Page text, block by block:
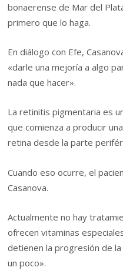
bonaerense de Mar del
primero que lo haga.
En diálogo con Efe,
«darle una mejoría a algo
nada que hacer».
La retinitis pigmentaria es
que comienza a producir
retina desde la parte
Cuando eso ocurre, el
Casanova.
Actualmente no hay
ofrecen vitaminas
detienen la progresión de
un poco».